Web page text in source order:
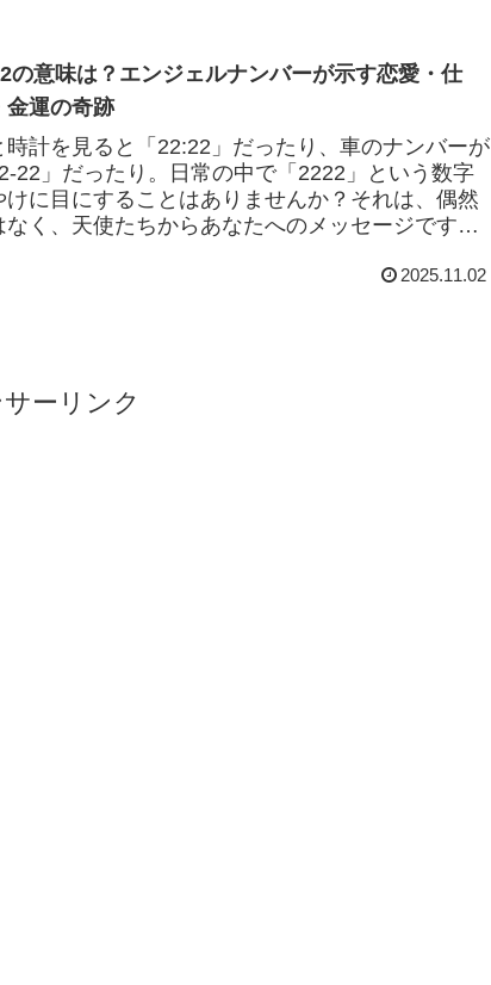
の意味は？エンジェルナンバーが示す恋愛・仕
金運の奇跡
時計を見ると「22:22」だったり、車のナンバーが
22」だったり。日常の中で「2222」という数字
けに目にすることはありませんか？それは、偶然
なく、天使たちからあなたへのメッセージです。
2025.11.02
ーリンク